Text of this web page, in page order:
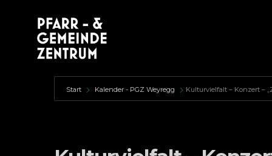
Start Kalender - PGZ Weyregg Kulturvielfalt – Konzert –